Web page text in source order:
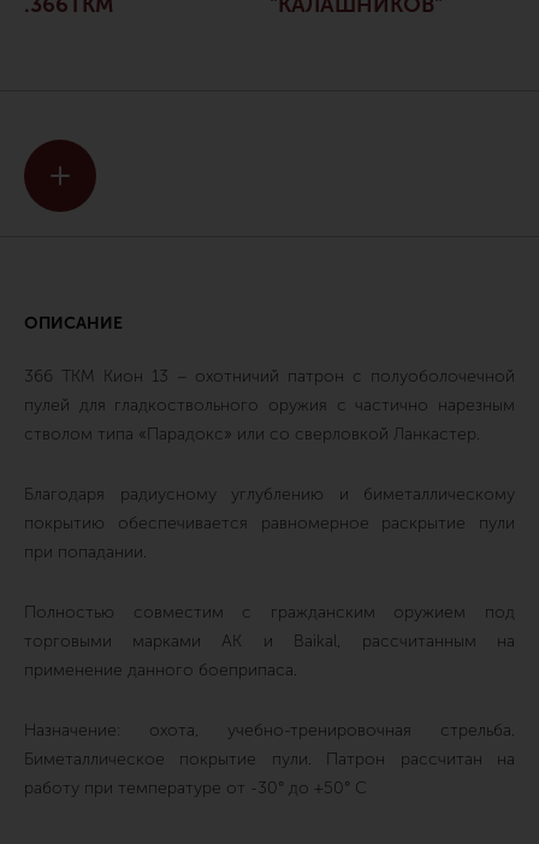
ОПИСАНИЕ
366 ТКМ Кион 13 – охотничий патрон с полуоболочечной
пулей для гладкоствольного оружия с частично нарезным
стволом типа «Парадокс» или со сверловкой Ланкастер.
Благодаря радиусному углублению и биметаллическому
покрытию обеспечивается равномерное раскрытие пули
при попадании.
Полностью совместим с гражданским оружием под
торговыми марками АК и Baikal, рассчитанным на
применение данного боеприпаса.
Назначение: охота, учебно-тренировочная стрельба.
Биметаллическое покрытие пули. Патрон рассчитан на
работу при температуре от -30° до +50° С